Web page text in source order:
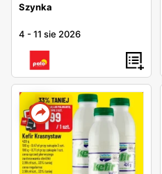
Szynka
4 -11 sie 2026